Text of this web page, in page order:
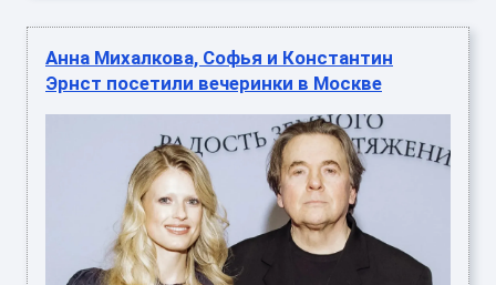
Анна Михалкова, Софья и Константин
Эрнст посетили вечеринки в Москве